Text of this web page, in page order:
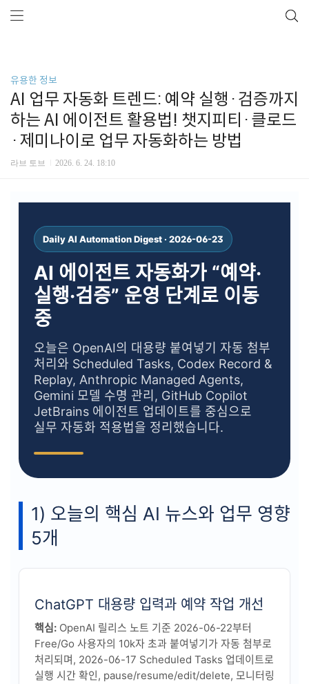
유용한 정보
AI 업무 자동화 트렌드: 예약 실행·검증까지
하는 AI 에이전트 활용법! 챗지피티·클로드
·제미나이로 업무 자동화하는 방법
라브 토브 2026. 6. 24. 18:10
Daily AI Automation Digest · 2026-06-23
AI 에이전트 자동화가 “예약·
실행·검증” 운영 단계로 이동
중
오늘은 OpenAI의 대용량 붙여넣기 자동 첨부
처리와 Scheduled Tasks, Codex Record &
Replay, Anthropic Managed Agents,
Gemini 모델 수명 관리, GitHub Copilot
JetBrains 에이전트 업데이트를 중심으로
실무 자동화 적용법을 정리했습니다.
1) 오늘의 핵심 AI 뉴스와 업무 영향
5개
ChatGPT 대용량 입력과 예약 작업 개선
핵심: OpenAI 릴리스 노트 기준 2026-06-22부터
Free/Go 사용자의 10k자 초과 붙여넣기가 자동 첨부로
처리되며, 2026-06-17 Scheduled Tasks 업데이트로
실행 시간 확인, pause/resume/edit/delete, 모니터링